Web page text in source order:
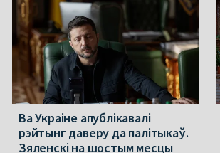
Ва Украіне апублікавалі
рэйтынг даверу да палітыкаў.
Зяленскі на шостым месцы